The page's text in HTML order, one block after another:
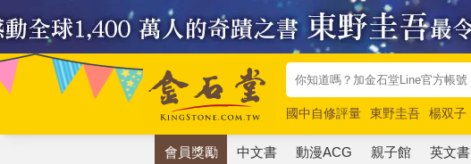
國中自修評量 東野圭吾 楊双子
唯紅花綻放
奧德賽 路邊攤新作
會員獎勵 中文書 動漫ACG 親子館 英文書